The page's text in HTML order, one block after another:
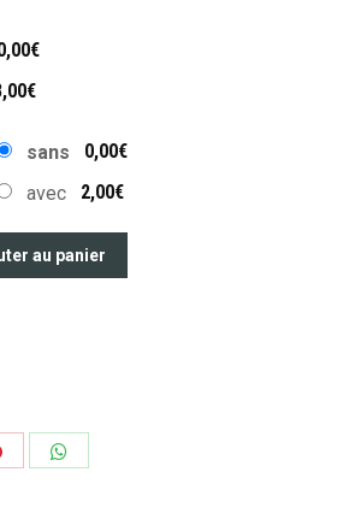
sans
0,00€
avec
2,00€
au panier
Share